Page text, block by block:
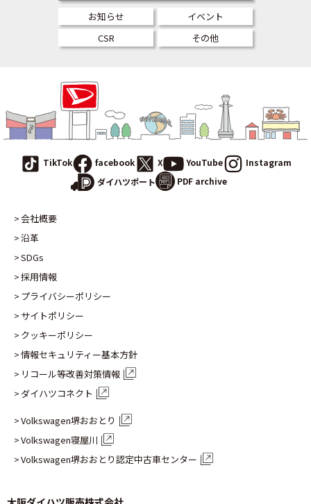
お知らせ
イベント
CSR
その他
TikTok facebook X YouTube
Instagram
ダイハツポート
PDF archive
会社概要
沿革
SDGs
採用情報
プライバシーポリシー
サイトポリシー
クッキーポリシー
情報セキュリティー基本方針
リコール等改善対策情報
ダイハツコネクト
Volkswagen堺おおとり
Volkswagen寝屋川
Volkswagen堺おおとり認定中古車センター